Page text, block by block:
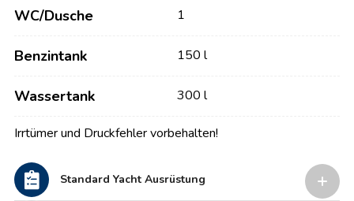
WC/Dusche 1
Benzintank 150 l
Wassertank 300 l
Irrtümer und Druckfehler vorbehalten!
Standard Yacht Ausrüstung